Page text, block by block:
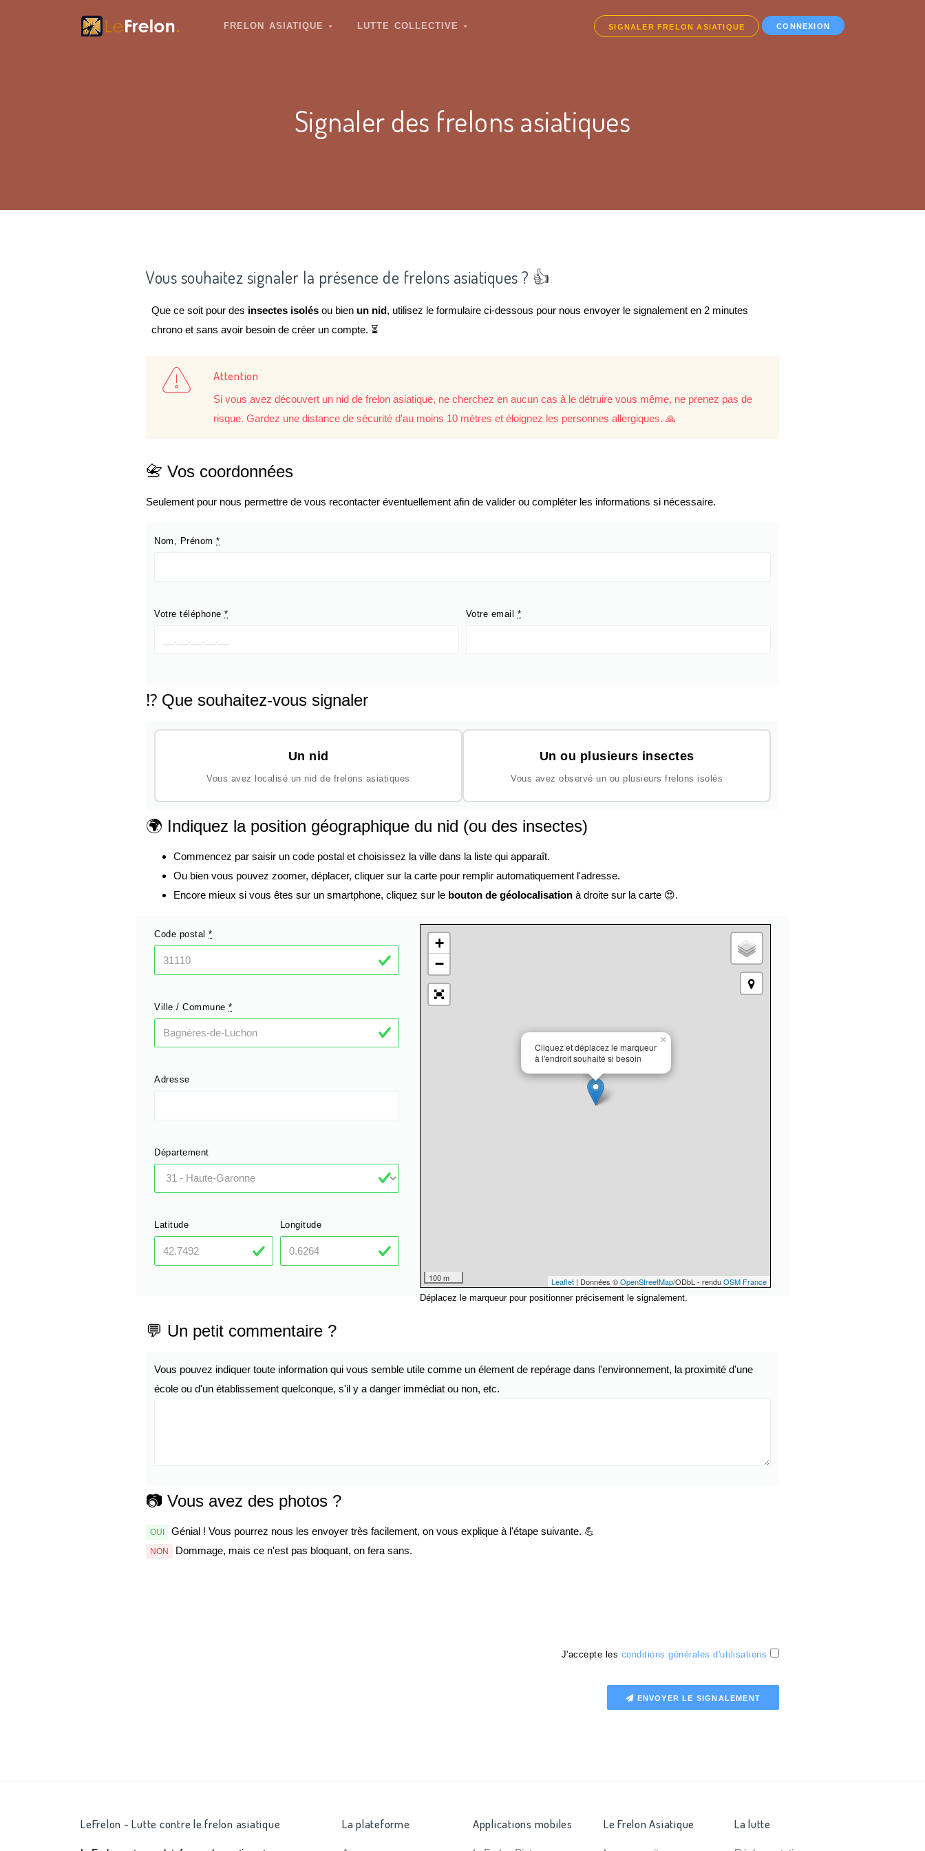
FRELON ASIATIQUE LUTTE COLLECTIVE SIGNALER FRELON ASIATIQUE CONNEXION
Signaler des frelons asiatiques
Vous souhaitez signaler la présence de frelons asiatiques ? 👍
Que ce soit pour des insectes isolés ou bien un nid, utilisez le formulaire ci-dessous pour nous envoyer le signalement en 2 minutes
chrono et sans avoir besoin de créer un compte. ⏳
Attention
Si vous avez découvert un nid de frelon asiatique, ne cherchez en aucun cas à le détruire vous même, ne prenez pas de
risque. Gardez une distance de sécurité d'au moins 10 mètres et éloignez les personnes allergiques. 🙏
📇 Vos coordonnées
Seulement pour nous permettre de vous recontacter éventuellement afin de valider ou compléter les informations si nécessaire.
Nom, Prénom *
Votre téléphone * Votre email *
⁉️ Que souhaitez-vous signaler
Un nid
Vous avez localisé un nid de frelons asiatiques
Un ou plusieurs insectes
Vous avez observé un ou plusieurs frelons isolés
🌍 Indiquez la position géographique du nid (ou des insectes)
Commencez par saisir un code postal et choisissez la ville dans la liste qui apparaît.
Ou bien vous pouvez zoomer, déplacer, cliquer sur la carte pour remplir automatiquement l'adresse.
Encore mieux si vous êtes sur un smartphone, cliquez sur le bouton de géolocalisation à droite sur la carte 😍.
Code postal *
Ville / Commune *
Adresse
Département
Latitude Longitude
Cliquez et déplacez le marqueur
à l'endroit souhaité si besoin
×
+
−
100 m Leaflet| Données ©OpenStreetMap/ODbL - renduOSM France
Déplacez le marqueur pour positionner précisement le signalement.
💬 Un petit commentaire ?
Vous pouvez indiquer toute information qui vous semble utile comme un élement de repérage dans l'environnement, la proximité d'une
école ou d'un établissement quelconque, s'il y a danger immédiat ou non, etc.
📷 Vous avez des photos ?
OUI Génial ! Vous pourrez nous les envoyer très facilement, on vous explique à l'étape suivante. 💪
NON Dommage, mais ce n'est pas bloquant, on fera sans.
J'accepte les conditions générales d'utilisations
ENVOYER LE SIGNALEMENT
La plateforme Applications mobiles Le Frelon Asiatique La lutte
LeFrelon - Lutte contre le frelon asiatique